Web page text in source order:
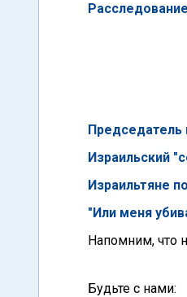
Председатель
Израильский
Израильтяне
"Или меня
Напомним, что
Будьте с нами: